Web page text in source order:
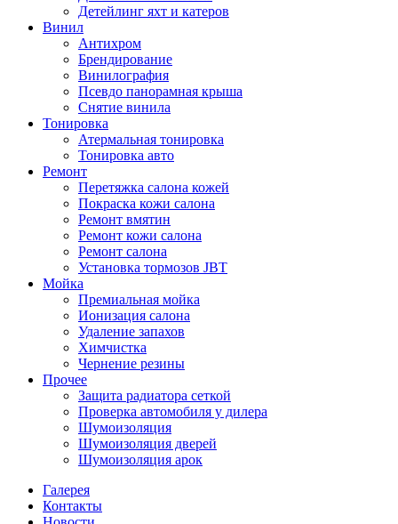
Детейлинг яхт и катеров
Винил
Антихром
Брендирование
Винилография
Псевдо панорамная крыша
Снятие винила
Тонировка
Атермальная тонировка
Тонировка авто
Ремонт
Перетяжка салона кожей
Покраска кожи салона
Ремонт вмятин
Ремонт кожи салона
Ремонт салона
Установка тормозов JBT
Мойка
Премиальная мойка
Ионизация салона
Удаление запахов
Химчистка
Чернение резины
Прочее
Защита радиатора сеткой
Проверка автомобиля у дилера
Шумоизоляция
Шумоизоляция дверей
Шумоизоляция арок
Галерея
Контакты